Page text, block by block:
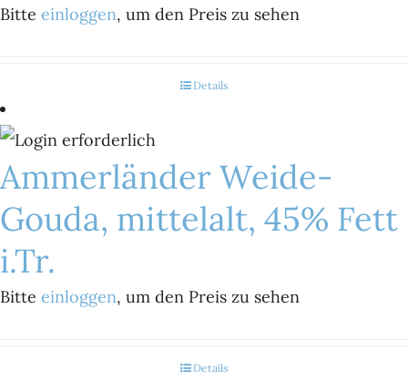
Bitte einloggen, um den Preis zu sehen
Details
Ammerländer Weide-
Gouda, mittelalt, 45% Fett
i.Tr.
Bitte einloggen, um den Preis zu sehen
Details